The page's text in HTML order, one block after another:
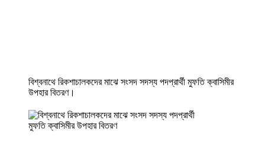
বিশ্বনাথে রিকশাচালকদের মাঝে সংসদ সদস্য পদপ্রার্থী মুফতি ক্বাসিমীর
উপহার বিতরণ।